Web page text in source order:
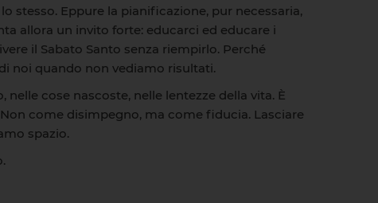
stesso. Eppure la pianificazione, pur necessaria,
allora un invito forte: educarci ed educare i
il Sabato Santo senza riempirlo. Perché
noi quando non vediamo risultati.
cose nascoste, nelle lentezze della vita. È
come disimpegno, ma come fiducia. Lasciare
spazio.